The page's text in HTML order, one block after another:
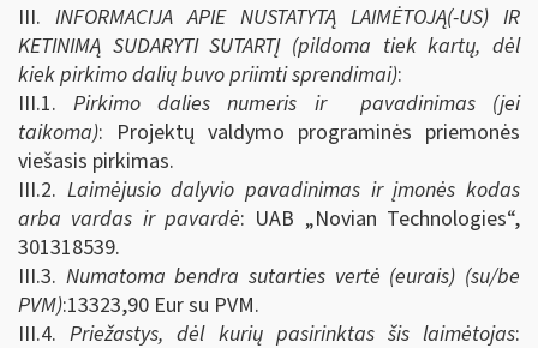
III. INFORMACIJA APIE NUSTATYTĄ LAIMĖTOJĄ(-US) IR
KETINIMĄ SUDARYTI SUTARTĮ (pildoma tiek kartų, dėl
kiek pirkimo dalių buvo priimti sprendimai):
III.1.Pirkimo dalies numeris ir pavadinimas (jei
taikoma): Projektų valdymo programinės priemonės
viešasis pirkimas.
III.2. Laimėjusio dalyvio pavadinimas ir įmonės kodas
arba vardas ir pavardė: UAB „Novian Technologies“,
301318539.
III.3. Numatoma bendra sutarties vertė (eurais) (su/be
PVM):13323,90 Eur su PVM.
III.4.Priežastys, dėl kurių pasirinktas šis laimėtojas: